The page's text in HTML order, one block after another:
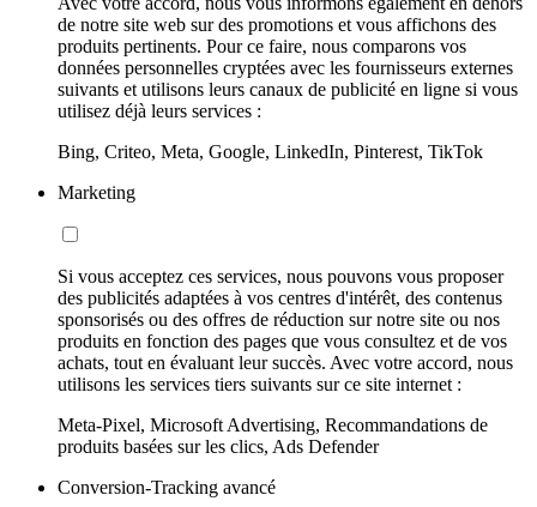
de notre site web sur des promotions et vous affichons des
produits pertinents. Pour ce faire, nous comparons vos
données personnelles cryptées avec les fournisseurs externes
suivants et utilisons leurs canaux de publicité en ligne si vous
utilisez déjà leurs services :
Bing, Criteo, Meta, Google, LinkedIn, Pinterest, TikTok
Marketing
Si vous acceptez ces services, nous pouvons vous proposer
des publicités adaptées à vos centres d'intérêt, des contenus
sponsorisés ou des offres de réduction sur notre site ou nos
produits en fonction des pages que vous consultez et de vos
achats, tout en évaluant leur succès. Avec votre accord, nous
utilisons les services tiers suivants sur ce site internet :
Meta-Pixel, Microsoft Advertising, Recommandations de
produits basées sur les clics, Ads Defender
Conversion-Tracking avancé